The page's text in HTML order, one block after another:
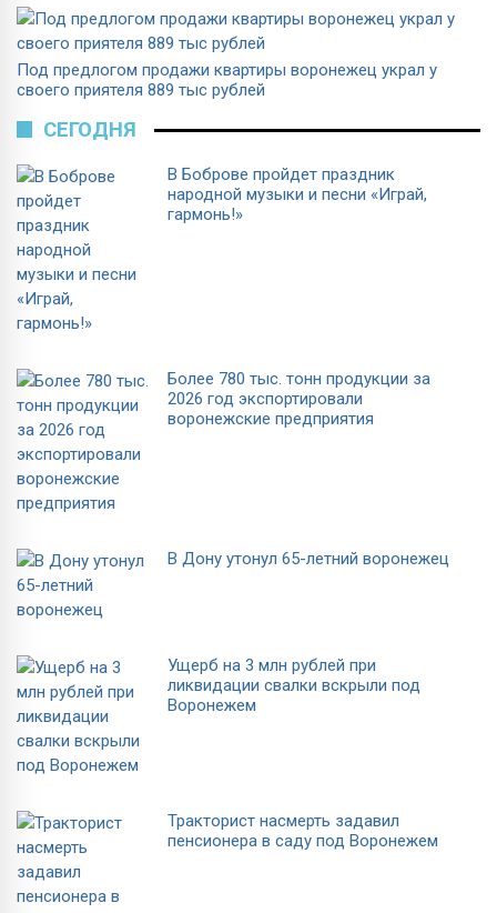
Под предлогом продажи квартиры воронежец украл у
своего приятеля 889 тыс рублей
СЕГОДНЯ
В Боброве пройдет праздник
народной музыки и песни «Играй,
гармонь!»
Более 780 тыс. тонн продукции за
2026 год экспортировали
воронежские предприятия
В Дону утонул 65-летний воронежец
Ущерб на 3 млн рублей при
ликвидации свалки вскрыли под
Воронежем
Тракторист насмерть задавил
пенсионера в саду под Воронежем